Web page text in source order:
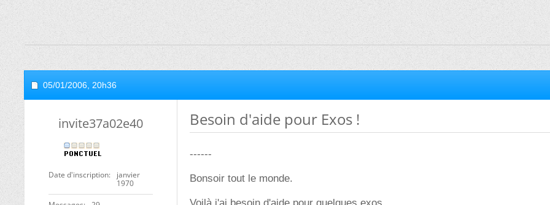
05/01/2006, 20h36
invite37a02e40
Date d'inscription
janvier
1970
Besoin d'aide pour Exos !
------
Bonsoir tout le monde.